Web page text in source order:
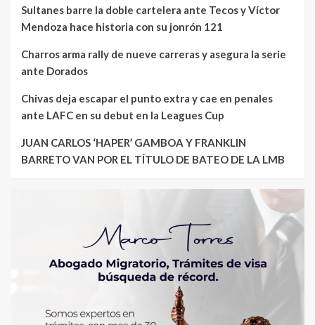
Sultanes barre la doble cartelera ante Tecos y Víctor
Mendoza hace historia con su jonrón 121
Charros arma rally de nueve carreras y asegura la serie
ante Dorados
Chivas deja escapar el punto extra y cae en penales
ante LAFC en su debut en la Leagues Cup
JUAN CARLOS ‘HAPER’ GAMBOA Y FRANKLIN
BARRETO VAN POR EL TÍTULO DE BATEO DE LA LMB